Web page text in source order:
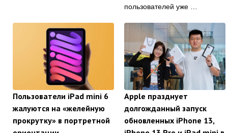
пользователей уже …
Пользователи iPad mini 6
жалуются на «желейную
прокрутку» в портретной
Apple празднует
долгожданный запуск
обновленных iPhone 13,